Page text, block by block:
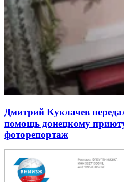
Дмитрий Куклачев
помощь донецкому
фоторепортаж